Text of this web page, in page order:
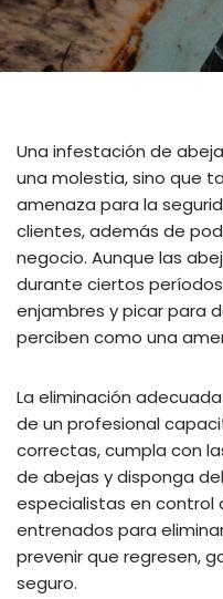
Una infestación de
una molestia, sino que
amenaza para la
clientes, además de
negocio. Aunque las
durante ciertos
enjambres y picar para
perciben como una
La eliminación
de un profesional
correctas, cumpla con
de abejas y disponga
especialistas en control
entrenados para
prevenir que regresen,
seguro.